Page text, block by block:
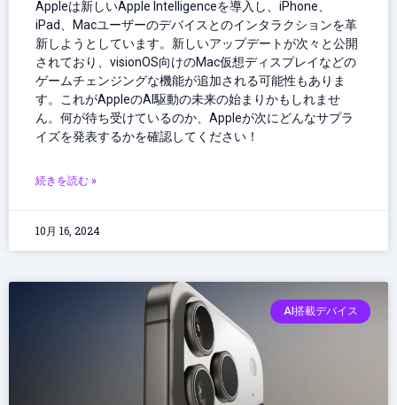
Appleは新しいApple Intelligenceを導入し、iPhone、
iPad、Macユーザーのデバイスとのインタラクションを革
新しようとしています。新しいアップデートが次々と公開
されており、visionOS向けのMac仮想ディスプレイなどの
ゲームチェンジングな機能が追加される可能性もありま
す。これがAppleのAI駆動の未来の始まりかもしれませ
ん。何が待ち受けているのか、Appleが次にどんなサプラ
イズを発表するかを確認してください！
続きを読む »
10月 16, 2024
AI搭載デバイス